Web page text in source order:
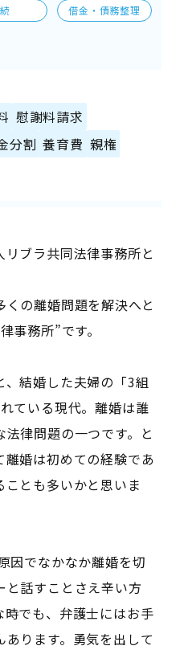
借金・債務整理
慰謝料請求
分割 養育費 親権
ブラ共同法律事務所と
の離婚問題を解決へと
事務所”です。
結婚した夫婦の「3組
ている現代。離婚は誰
律問題の一つです。と
婚は初めての経験であ
ことも多いかと思いま
因でなかなか離婚を切
と話すことさえ辛い方
でも、弁護士にはお手
ります。勇気を出して